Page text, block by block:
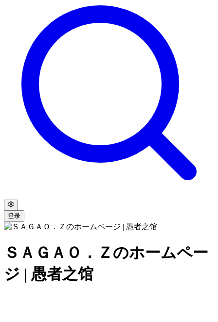
登录
ＳＡＧＡＯ．Ｚのホームペー
ジ | 愚者之馆